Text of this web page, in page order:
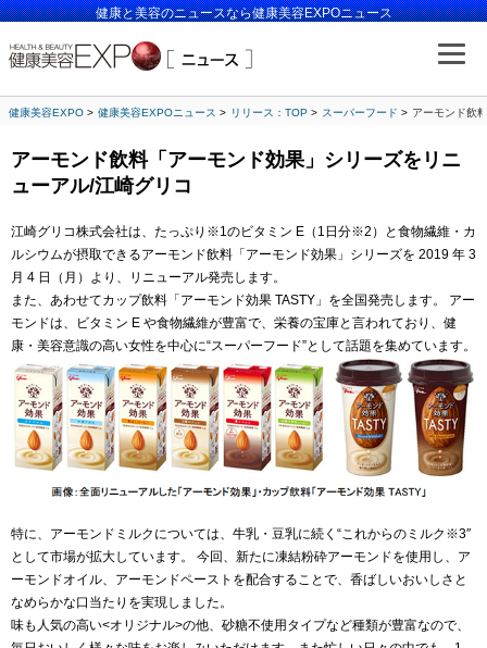
健康と美容のニュースなら健康美容EXPOニュース
健康美容EXPO 健康美容EXPOニュース リリース：TOP スーパーフード アーモンド飲
アーモンド飲料「アーモンド効果」シリーズをリニ
ューアル/江崎グリコ
江崎グリコ株式会社は、たっぷり※1のビタミン E（1日分※2）と食物繊維・カ
ルシウムが摂取できるアーモンド飲料「アーモンド効果」シリーズを 2019 年 3
月 4 日（月）より、リニューアル発売します。
また、あわせてカップ飲料「アーモンド効果 TASTY」を全国発売します。 アー
モンドは、ビタミン E や食物繊維が豊富で、栄養の宝庫と言われており、健
康・美容意識の高い女性を中心に“スーパーフード”として話題を集めています。
特に、アーモンドミルクについては、牛乳・豆乳に続く“これからのミルク※3″
として市場が拡大しています。 今回、新たに凍結粉砕アーモンドを使用し、ア
ーモンドオイル、アーモンドペーストを配合することで、香ばしいおいしさと
なめらかな口当たりを実現しました。
味も人気の高い<オリジナル>の他、砂糖不使用タイプなど種類が豊富なので、